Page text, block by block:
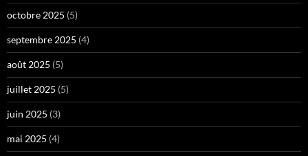
octobre 2025 (5)
septembre 2025 (4)
août 2025 (5)
juillet 2025 (5)
juin 2025 (3)
mai 2025 (4)